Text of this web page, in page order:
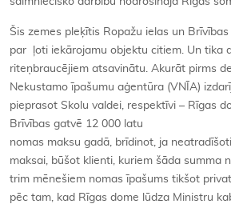
Šis zemes pleķītis Ropažu ielas un
par ļoti iekārojamu objektu citiem. Un tika
riteņbraucējiem atsavinātu. Akurāt pirms
Nekustamo īpašumu aģentūra (VNĪA)
pieprasot Skolu valdei, respektīvi – Rīgas
Brīvības gatvē 12 000 latu
nomas maksu gadā, brīdinot, ja
maksai, būšot klienti, kuriem šāda summa
trim mēnešiem nomas īpašums tikšot
pēc tam, kad Rīgas dome lūdza Ministru